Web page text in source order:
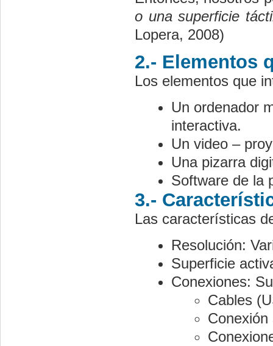
o una superficie
Lopera, 2008)
2.- Elementos
Los elementos que
Un ordenador
interactiva.
Un video –
Una pizarra
Software de la
3.-
Las características
Resolución:
Superficie
Conexiones:
Cables